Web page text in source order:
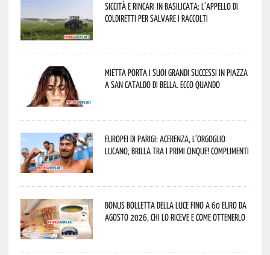
Siccità e rincari in Basilicata: l’appello di
Coldiretti per salvare i raccolti
Mietta porta i suoi grandi successi in piazza
a San Cataldo di Bella. Ecco quando
Europei di Parigi: Acerenza, l’orgoglio
lucano, brilla tra i primi cinque! Complimenti
Bonus bolletta della luce fino a 60 euro da
agosto 2026, chi lo riceve e come ottenerlo